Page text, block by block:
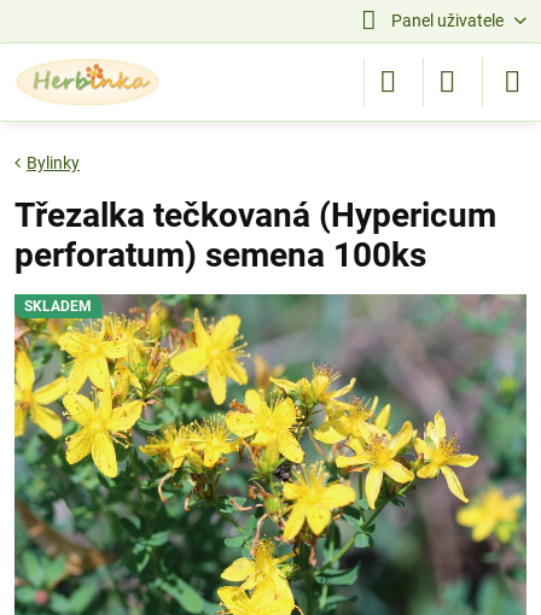
Panel uživatele
SKLADEM
Bylinky
Třezalka tečkovaná (Hypericum
perforatum) semena 100ks